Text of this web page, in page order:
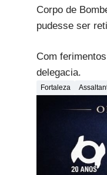
Corpo de
pudesse ser
Com
delegacia.
Fortaleza